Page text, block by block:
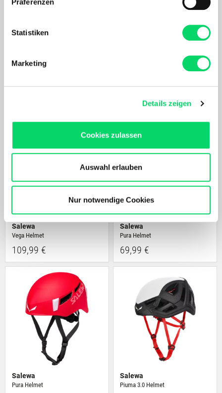
Informationen über Ihre geografische Lage
können
bestimmten Merkmalen (Fingerprinting) identifizieren
Erfahren Sie mehr darüber, wie Ihre persönlichen Daten
Produkten und Inhalten.
Unser Online Angebot sowie die Funktionalität und
Performance unserer Website wird kontinuierlich für Dich
Bergspezl verwendet Cookies, um Inhalte und Anzeigen
zu personalisieren, Funktionen für soziale Medien
anbieten zu können und die Zugriffe auf unsere Website
zu analysieren. Außerdem geben wir Informationen zu
Deiner Verwendung unserer Website an unsere Partner
für soziale Medien, Werbung und Analysen weiter.
möglicherweise mit weiteren Daten zusammen, die Du
ihnen bereitgestellt hast oder die sie im Rahmen Deiner
Nutzung der Dienste gesammelt haben.
Statistiken
Marketing
Details zeigen
Cookies zulassen
Auswahl erlauben
Nur notwendige Cookies
Rozes Ultralight Left Zip Pura Helmet
69,99 €
Salewa
Vega Helmet
109,99 €
Salewa
Pura Helmet
69,99 €
Salewa
Pura Helmet
Salewa
Piuma 3.0 Helmet